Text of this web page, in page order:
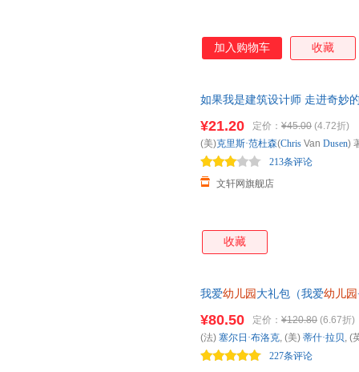
加入购物车 收藏
如果我是建筑设计师 走进奇妙
铺成为会员可享店铺专属优惠
¥21.20 定价： ¥45.00 (4.72折)
文轩网旗舰店
213条评论
(美)克里斯·范杜森(Chris Van Dusen)
收藏
我爱幼儿园 大礼包（我爱幼儿园
¥80.50 定价： ¥120.80 (6.67折)
227条评论
(法) 塞尔日·布洛克, (美) 蒂什·拉贝, (
技术出版社